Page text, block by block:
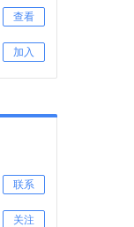
查看
加入
联系
关注